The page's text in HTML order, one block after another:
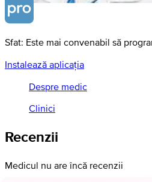
Sfat: Este mai convenabil să
Instalează aplicația
Despre medic
Clinici
Recenzii
Medicul nu are încă recenzii